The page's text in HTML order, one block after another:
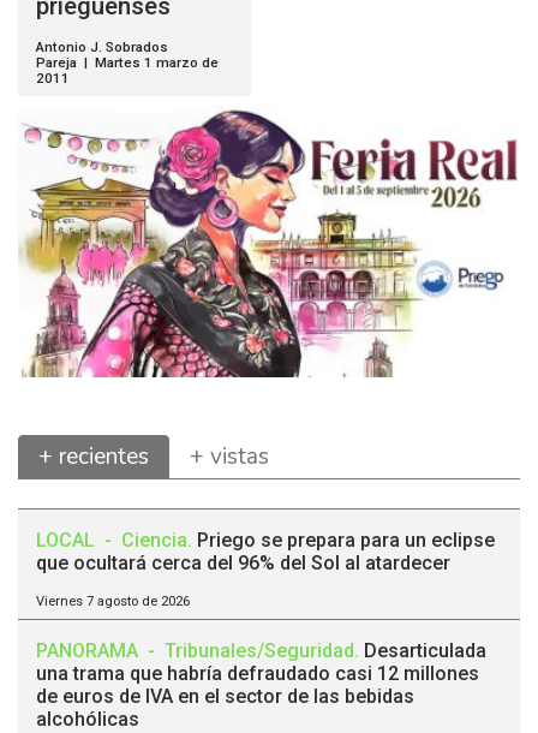
prieguenses
Antonio J. Sobrados
Pareja | Martes 1 marzo de
2011
+ recientes + vistas
LOCAL - Ciencia. Priego se prepara para un eclipse
que ocultará cerca del 96% del Sol al atardecer
Viernes 7 agosto de 2026
PANORAMA - Tribunales/Seguridad. Desarticulada
una trama que habría defraudado casi 12 millones
de euros de IVA en el sector de las bebidas
alcohólicas